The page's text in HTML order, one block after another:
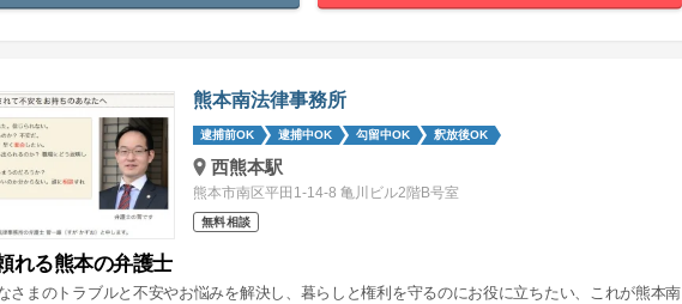
熊本南法律事務所
逮捕前OK 逮捕中OK 勾留中OK 釈放後OK
西熊本駅
熊本市南区平田1-14-8 亀川ビル2階B号室
無料相談
れる熊本の弁護士
さまのトラブルと不安やお悩みを解決し、暮らしと権利を守るのにお役に立ちたい、これが熊本南